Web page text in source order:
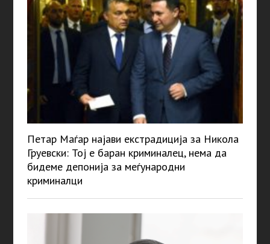
Петар Маѓар најави екстрадиција за Никола
Груевски: Тој е баран криминалец, нема да
бидеме депонија за меѓународни
криминалци